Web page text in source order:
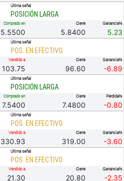
Última señal
POSICIÓN LARGA
Comprado en
5.5500
Cierre
5.8400
Ganancia%
5.23
Última señal
POS. EN EFECTIVO
Vendido a
103.75
Cierre
96.60
Ganancia%
-6.89
Última señal
POSICIÓN LARGA
Comprado en
7.5400
Cierre
7.4800
Pérdida%
-0.80
Última señal
POS. EN EFECTIVO
Vendido a
330.93
Cierre
319.00
Ganancia%
-3.60
Última señal
POS. EN EFECTIVO
Vendido a
21.30
Cierre
20.80
Ganancia%
-2.35